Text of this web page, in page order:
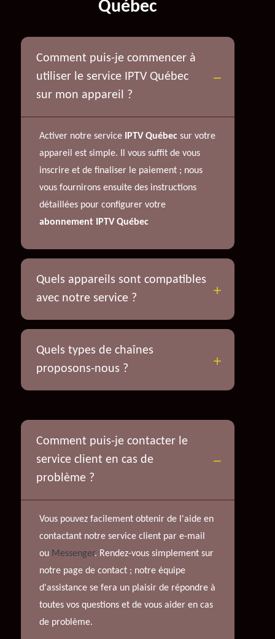
Québec
Comment puis-je commencer à
utiliser le service IPTV Québec
sur mon appareil ?
Activer notre service IPTV Québec sur votre
appareil est simple. Il vous suffit de vous
inscrire et de finaliser le paiement ; nous
vous fournirons ensuite des instructions
détaillées pour configurer votre
abonnement IPTV Québec
Quels appareils sont compatibles
avec notre service ?
Quels types de chaînes
proposons-nous ?
Comment puis-je contacter le
service client en cas de
problème ?
Vous pouvez facilement obtenir de l'aide en
contactant notre service client par e-mail
ou Messenger. Rendez-vous simplement sur
notre page de contact ; notre équipe
d'assistance se fera un plaisir de répondre à
toutes vos questions et de vous aider en cas
de problème.